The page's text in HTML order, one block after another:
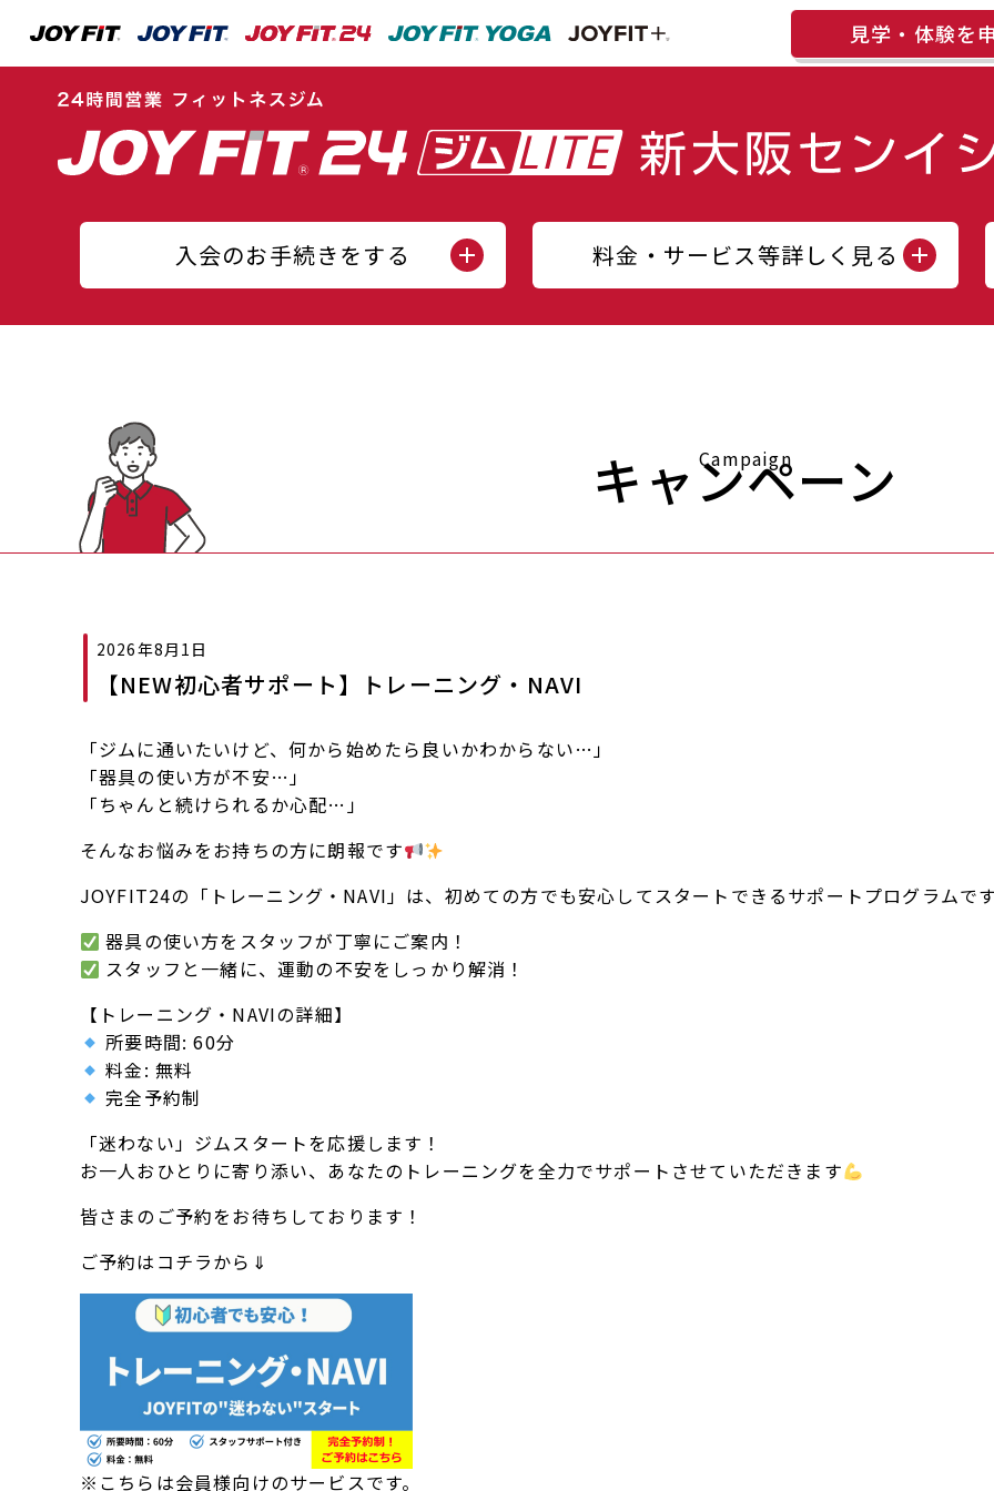
見学・体験を
入会のお手続きをする 料金・サービス等詳しく見る
Campaign
キャンペーン
2026年8月1日
【NEW初心者サポート】トレーニング・NAVI
「ジムに通いたいけど、何から始めたら良いかわからない…」
「器具の使い方が不安…」
「ちゃんと続けられるか心配…」
そんなお悩みをお持ちの方に朗報です
JOYFIT24の「トレーニング・NAVI」は、初めての方でも安心してスタートできるサポートプログラムで
器具の使い方をスタッフが丁寧にご案内！
スタッフと一緒に、運動の不安をしっかり解消！
【トレーニング・NAVIの詳細】
所要時間: 60分
料金: 無料
完全予約制
「迷わない」ジムスタートを応援します！
お一人おひとりに寄り添い、あなたのトレーニングを全力でサポートさせていただきます
皆さまのご予約をお待ちしております！
ご予約はコチラから⇓
※こちらは会員様向けのサービスです。